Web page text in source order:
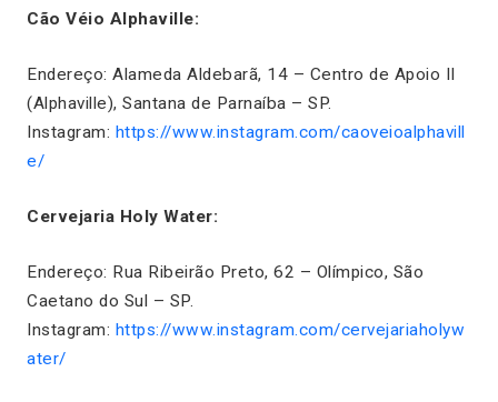
Cão Véio Alphaville:
Endereço: Alameda Aldebarã, 14 – Centro de Apoio II
(Alphaville), Santana de Parnaíba – SP.
Instagram: https://www.instagram.com/caoveioalphavill
e/
Cervejaria Holy Water:
Endereço: Rua Ribeirão Preto, 62 – Olímpico, São
Caetano do Sul – SP.
Instagram: https://www.instagram.com/cervejariaholyw
ater/